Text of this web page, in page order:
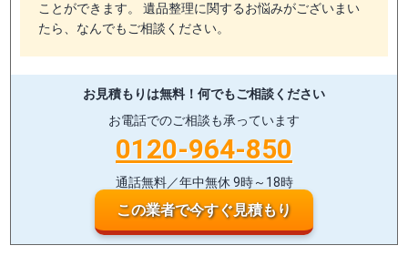
ことができます。 遺品整理に関するお悩みがございまい
たら、なんでもご相談ください。
お見積もりは無料！ 何でもご相談ください
お電話でのご相談も承っています
0120-964-850
通話無料／年中無休 9時～18時
この業者で今すぐ見積もり